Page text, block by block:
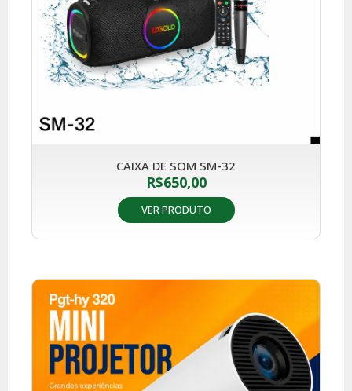
CAIXA DE SOM SM-32
R$650,00
VER PRODUTO